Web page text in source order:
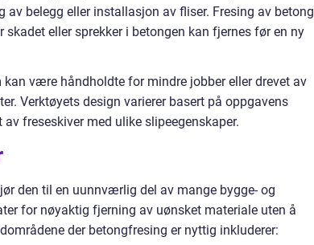
belegg eller installasjon av fliser. Fresing av betong
eller sprekker i betongen kan fjernes før en ny
være håndholdte for mindre jobber eller drevet av
Verktøyets design varierer basert på oppgavens
freseskiver med ulike slipeegenskaper.
den til en uunnværlig del av mange bygge- og
for nøyaktig fjerning av uønsket materiale uten å
der betongfresing er nyttig inkluderer: